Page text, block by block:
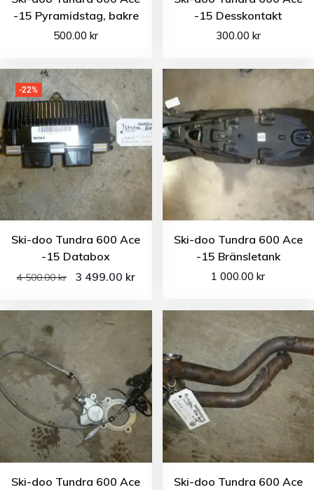
-15 Pyramidstag, bakre
500.00kr
-15 Desskontakt
300.00 kr
-22%
Ski-doo Tundra 600 Ace
-15 Databox
4 500.00kr 3 499.00 kr
Ski-doo Tundra 600 Ace
-15 Bränsletank
1 000.00kr
Ski-doo Tundra 600 Ace
Ski-doo Tundra 600 Ace